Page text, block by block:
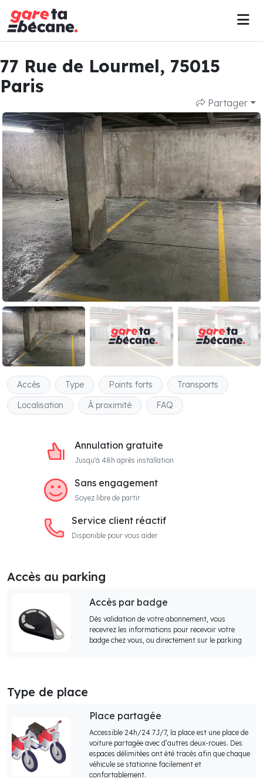
77 Rue de Lourmel, 75015
Paris
Partager
Accès Type Points forts
Transports
Localisation
À proximité FAQ
Annulation gratuite
Jusqu'à 48h après installation
Sans engagement
Soyez libre de partir
Service client réactif
Disponible pour vous aider
Accès au parking
Accès par badge
Dès validation de votre abonnement, vous
recevrez les informations pour recevoir votre
badge chez vous, ou directement sur le parking
Type de place
Place partagée
Accessible 24h/24 7J/7, la place est une place de
voiture partagée avec d’autres deux-roues. Des
espaces délimitées ont été tracés afin que chaque
véhicule se stationne facilement et
confortablement.